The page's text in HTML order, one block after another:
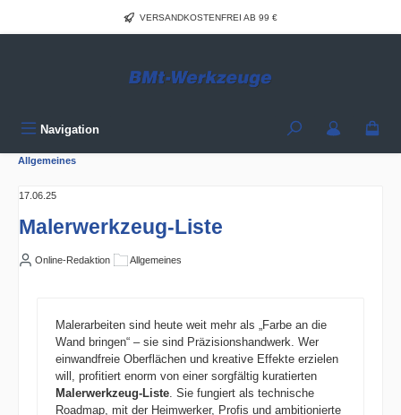
Zum Hauptinhalt springenVERSANDKOSTENFREI AB 99 €
Navigation
Allgemeines
17.06.25
Malerwerkzeug-Liste
Online-Redaktion Allgemeines
Malerarbeiten sind heute weit mehr als „Farbe an die
Wand bringen“ – sie sind Präzisionshandwerk. Wer
einwandfreie Oberflächen und kreative Effekte erzielen
will, profitiert enorm von einer sorgfältig kuratierten
Malerwerkzeug-Liste . Sie fungiert als technische
Roadmap, mit der Heimwerker, Profis und ambitionierte